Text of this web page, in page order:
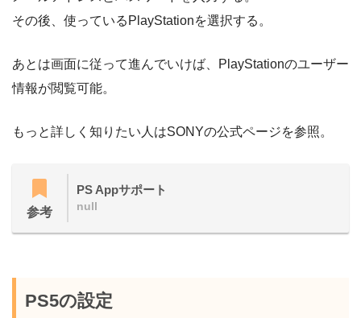
その後、使っているPlayStationを選択する。
あとは画面に従って進んでいけば、PlayStationのユーザー
情報が閲覧可能。
もっと詳しく知りたい人はSONYの公式ページを参照。
参考
PS Appサポート
null
PS5の設定